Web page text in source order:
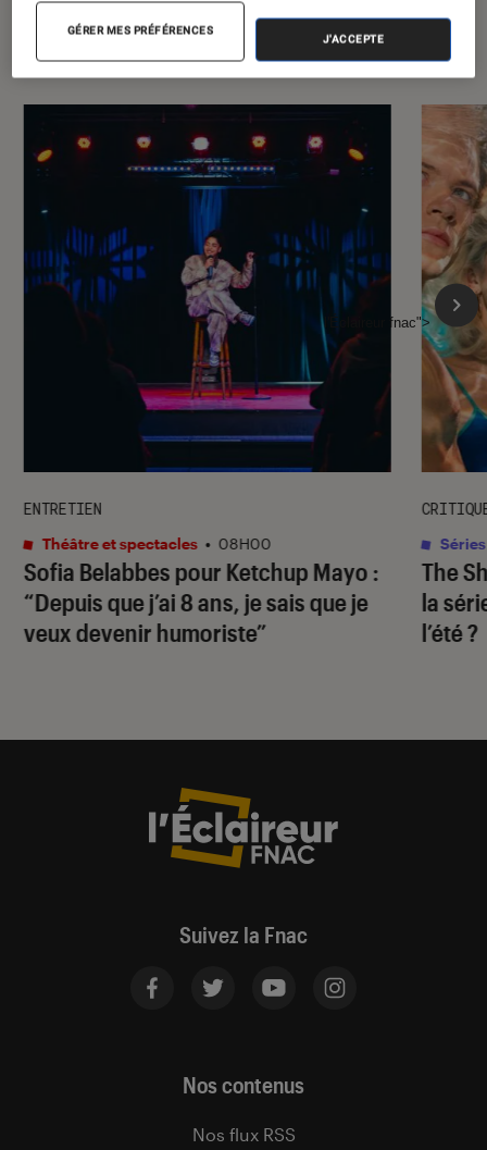
À la une de
l'Éclaireur FNAC
VOIR TOUT
Sofia Belabbes pour Ketchup Mayo :
“Depuis que j’ai 8 ans, je sais que je
veux devenir humoriste”
ENTRETIEN
Théâtre et spectacles • 08H00
The
la
l’été ?
Séries
l'Éclaireur fnac">
Suivez la Fnac
Nos contenus
Nos flux RSS
GÉRER MES PRÉFÉRENCES
J'ACCEPTE